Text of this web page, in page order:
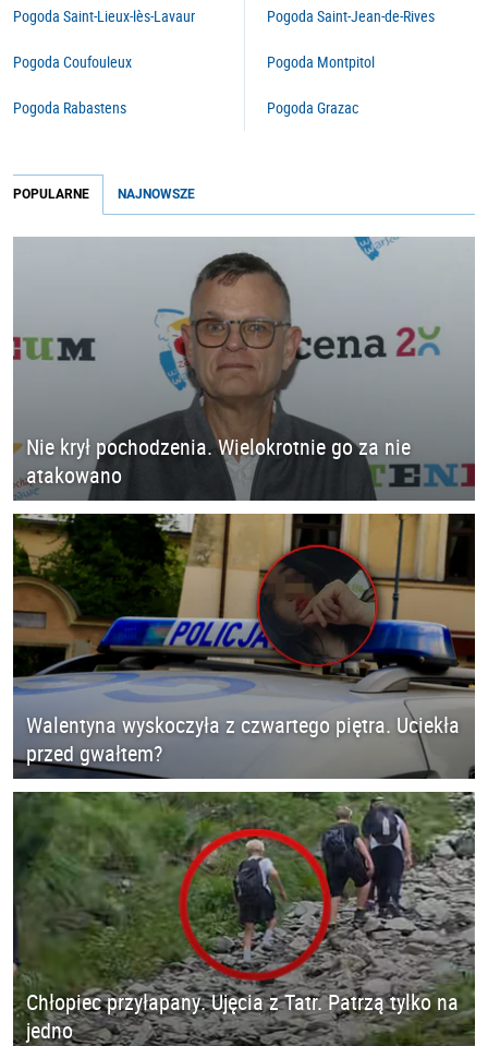
Pogoda Saint-Lieux-lès-Lavaur
Pogoda Coufouleux
Pogoda Rabastens
Pogoda Saint-Jean-de-Rives
Pogoda Montpitol
Pogoda Grazac
POPULARNE NAJNOWSZE
Nie krył pochodzenia. Wielokrotnie go za nie
atakowano
Walentyna wyskoczyła z czwartego piętra. Uciekła
przed gwałtem?
Chłopiec przyłapany. Ujęcia z Tatr. Patrzą tylko na
jedno